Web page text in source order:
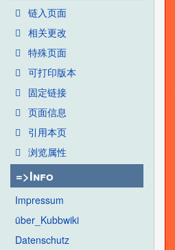
链入页面
相关更改
特殊页面
可打印版本
固定链接
页面信息
引用本页
浏览属性
=>Info
Impressum
über_Kubbwiki
Datenschutz